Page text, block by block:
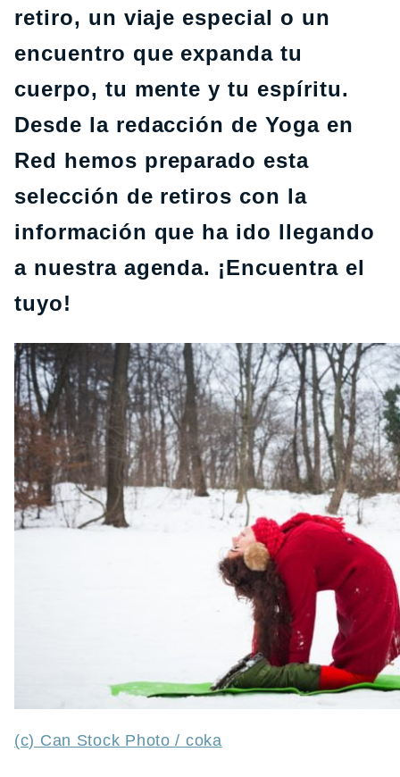
retiro, un viaje especial o un
encuentro que expanda tu
cuerpo, tu mente y tu espíritu.
Desde la redacción de Yoga en
Red hemos preparado esta
selección de retiros con la
información que ha ido llegando
a nuestra agenda. ¡Encuentra el
tuyo!
(c) Can Stock Photo / coka